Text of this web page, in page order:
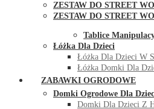
ZESTAW DO STREET
ZESTAW DO STREET
Tablice
Łóżka Dla Dzieci
Łóżka Dla Dzieci W
Łóżka Domki Dla
ZABAWKI OGRODOWE
Domki Ogrodowe Dla
Domki Dla Dzieci Z